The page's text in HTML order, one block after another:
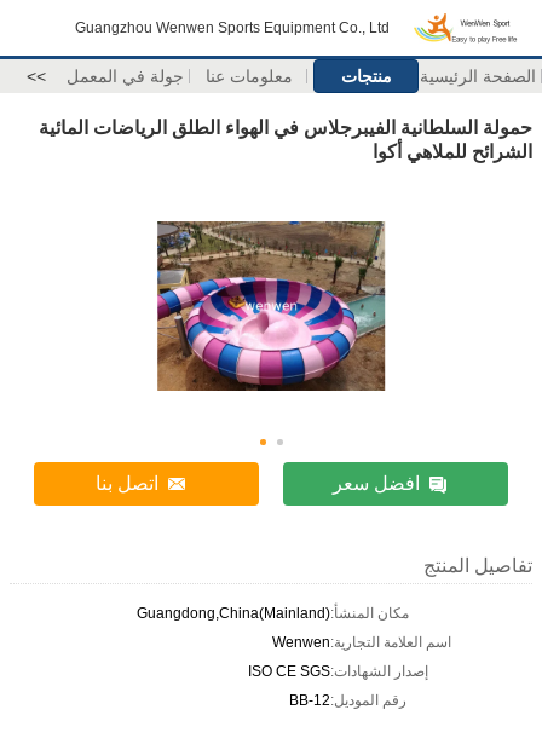
Guangzhou Wenwen Sports Equipment Co., Ltd
الصفحة الرئيسية منتجات معلومات عنا جولة في المعمل >>
حمولة السلطانية الفيبرجلاس في الهواء الطلق الرياضات المائية
الشرائح للملاهي أكوا
افضل سعر اتصل بنا
تفاصيل المنتج
مكان المنشأ:Guangdong,China(Mainland)
اسم العلامة التجارية:Wenwen
إصدار الشهادات:ISO CE SGS
رقم الموديل:BB-12